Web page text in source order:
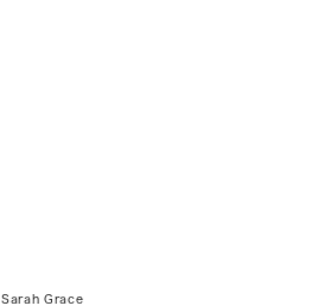
Sarah Grace